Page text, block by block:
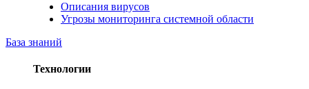
Описания вирусов
Угрозы мониторинга системной области
База знаний
Технологии